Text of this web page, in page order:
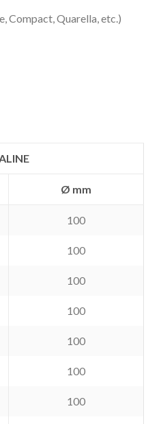
Compact, Quarella, etc.)
Ø mm
100
100
100
100
100
100
100